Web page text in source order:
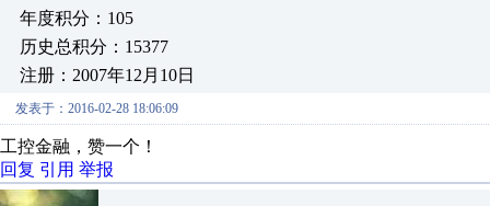
年度积分：105
历史总积分：15377
注册：2007年12月10日
发表于：2016-02-28 18:06:09
工控金融，赞一个！
回复 引用 举报